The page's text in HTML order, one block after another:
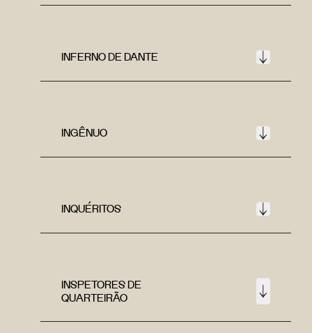
INFERNO DE DANTE
INGÊNUO
INQUÉRITOS
INSPETORES DE
QUARTEIRÃO